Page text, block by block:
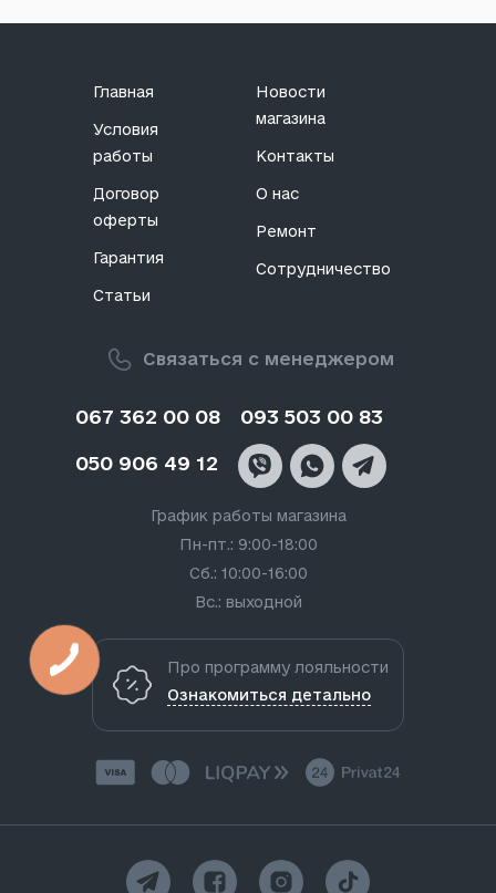
Связаться с менеджером
067 362 00 08 093 503 00 83
050 906 49 12
График работы магазина
Пн-пт.: 9:00-18:00
Сб.: 10:00-16:00
Вс.: выходной
Главная
Условия
работы
Договор
оферты
Гарантия
Статьи
Новости
магазина
Контакты
О нас
Ремонт
Сотрудничество
Про программу лояльности
Ознакомиться детально